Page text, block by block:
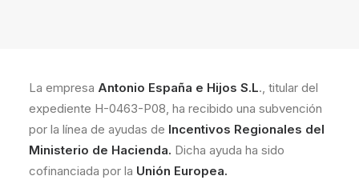
La empresa Antonio España e Hijos S.L., titular del
expediente H-0463-P08, ha recibido una subvención
por la línea de ayudas de Incentivos Regionales del
Ministerio de Hacienda. Dicha ayuda ha sido
cofinanciada por la Unión Europea.